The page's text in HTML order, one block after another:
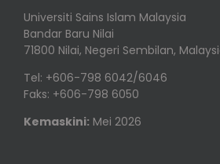
Universiti Sains Islam Malaysia
Bandar Baru Nilai
71800 Nilai, Negeri Sembilan,
Tel: +606-798 6042/6046
Faks: +606-798 6050
Kemaskini: Mei 2026